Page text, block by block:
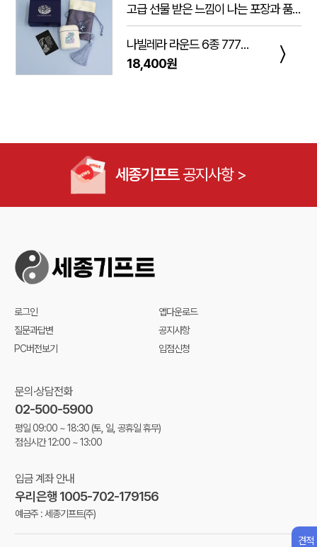
고급 선물 받은 느낌이 나는 포장과 품질.
주는 사람도 받는 사람도 만족 스러운 제품 입니다.
다만 아쉬운 점은 조립이 덜되어 있는 것이 간혹 있습니다.
케이스가 빠지는 현상이 좀 있는데, 조립할때 신경써서 해주시면 더 좋은 인상이 남을 것 같습니다.
나빌레라 라운드 6종 777쓰리세븐 손톱깎이 호작도 까치호랑이 네일케어세트
18,400원
〉
세종기프트공지사항 >
로그인
앱다운로드
질문과답변
공지사항
PC버전보기
입점신청
문의·상담전화
02-500-5900
평일 09:00 ~ 18:30(토, 일, 공휴일 휴무)
점심시간 12:00 ~ 13:00
입금 계좌 안내
우리은행 1005-702-179156
예금주 : 세종기프트(주)
견적